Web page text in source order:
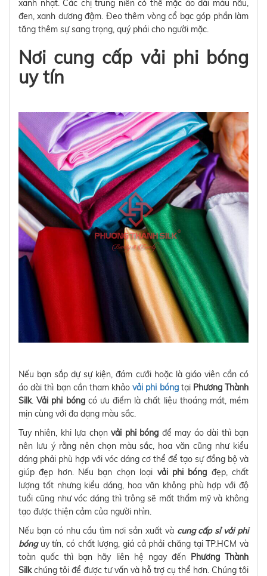
xanh nhạt. Các chị trung niên có thể mặc áo dài màu nâu,
đen, xanh dương đậm. Đeo thêm vòng cổ bạc góp phần làm
tăng thêm sự sang trọng, quý phái cho người mặc.
Nơi cung cấp vải phi bóng
uy tín
Nếu bạn sắp dự sự kiện, đám cưới hoặc là giáo viên cần có
áo dài thì bạn cần tham khảovải phi bóngtại Phương Thành
Silk.Vải phi bóngcó ưu điểm là chất liệu thoáng mát, mềm
mịn cùng với đa dạng màu sắc.
Tuy nhiên, khi lựa chọnvải phi bóng để may áo dài thì bạn
nên lưu ý rằng nên chọn màu sắc, hoa văn cũng như kiểu
dáng phải phù hợp với vóc dáng cơ thể để tạo sự đồng bộ và
giúp đẹp hơn. Nếu bạn chọn loại vải phi bóng đẹp, chất
lượng tốt nhưng kiểu dáng, hoa văn không phù hợp với độ
tuổi cũng như vóc dáng thì trông sẽ mất thẩm mỹ và không
tạo được thiện cảm của người nhìn.
Nếu bạn có nhu cầu tìm nơi sản xuất và cung cấp sỉ vải phi
bónguy tín, có chất lượng, giá cả phải chăng tại TP.HCM và
toàn quốc thì bạn hãy liên hệ ngay đến Phương Thành
Silkchúng tôi để được tư vấn và hỗ trợ cụ thể hơn. Chúng tôi